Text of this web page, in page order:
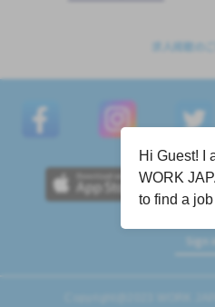
求人掲載の
Sign
Copyright@2023 WORK
Hi Guest! I
WORK
to find a